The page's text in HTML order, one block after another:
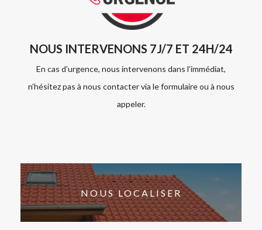
NOUS INTERVENONS 7J/7 ET 24H/24
En cas d’urgence, nous intervenons dans l’immédiat,
n’hésitez pas à nous contacter via le formulaire ou à nous
appeler.
NOUS LOCALISER